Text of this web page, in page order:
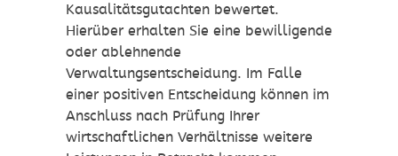
Kausalitätsgutachten bewertet.
Hierüber erhalten Sie eine bewilligende
oder ablehnende
Verwaltungsentscheidung. Im Falle
einer positiven Entscheidung können im
Anschluss nach Prüfung Ihrer
wirtschaftlichen Verhältnisse weitere